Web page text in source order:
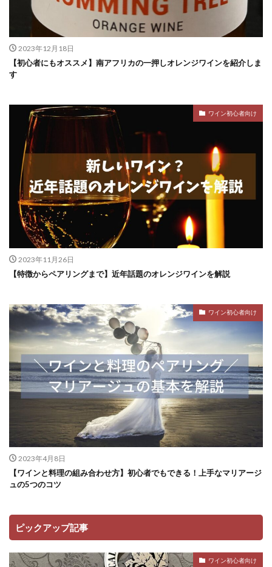
2023年12月18日
【初心者にもオススメ】南アフリカの一押しオレンジワインを紹介しま
す
ワイン初心者向け
2023年11月26日
【特徴からペアリングまで】近年話題のオレンジワインを解説
ワイン初心者向け
2023年4月8日
【ワインと料理の組み合わせ方】初心者でもできる！上手なマリアージ
ュの5つのコツ
ピックアップ記事
ワイン初心者向け